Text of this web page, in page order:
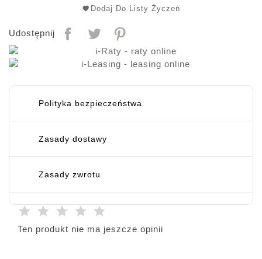
Dodaj Do Listy Życzeń
Udostępnij
Polityka bezpieczeństwa
Zasady dostawy
Zasady zwrotu
Ten produkt nie ma jeszcze opinii